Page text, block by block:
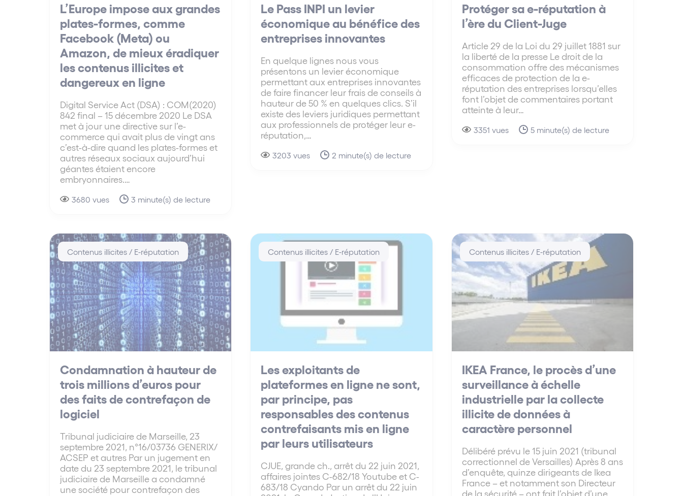
L’Europe impose aux grandes
plates-formes, comme
Facebook (Meta) ou
Amazon, de mieux éradiquer
les contenus illicites et
dangereux en ligne
Digital Service Act (DSA) : COM(2020)
842 final – 15 décembre 2020 Le DSA
met à jour une directive sur l’e-
commerce qui avait plus de vingt ans
c’est-à-dire quand les plates-formes et
autres réseaux sociaux aujourd’hui
géantes étaient encore
embryonnaires.…
3680 vues 3 minute(s) de lecture
Le Pass INPI un levier
économique au bénéfice des
entreprises innovantes
En quelque lignes nous vous
présentons un levier économique
permettant aux entreprises innovantes
de faire financer leur frais de conseils à
hauteur de 50 % en quelques clics. S’il
existe des leviers juridiques permettant
aux professionnels de protéger leur e-
réputation,…
3203 vues 2 minute(s) de lecture
Protéger sa e-réputation à
l’ère du Client-Juge
Article 29 de la Loi du 29 juillet 1881 sur
la liberté de la presse Le droit de la
consommation offre des mécanismes
efficaces de protection de la e-
réputation des entreprises lorsqu’elles
font l’objet de commentaires portant
atteinte à leur…
3351 vues 5 minute(s) de lecture
Contenus illicites / E-réputation
Condamnation à hauteur de
trois millions d’euros pour
des faits de contrefaçon de
logiciel
Tribunal judiciaire de Marseille, 23
septembre 2021, n°16/03736 GENERIX/
ACSEP et autres Par un jugement en
date du 23 septembre 2021, le tribunal
judiciaire de Marseille a condamné
une société pour contrefaçon des
Contenus illicites / E-réputation
Les exploitants de
plateformes en ligne ne sont,
par principe, pas
responsables des contenus
contrefaisants mis en ligne
par leurs utilisateurs
CJUE, grande ch., arrêt du 22 juin 2021,
affaires jointes C-682/18 Youtube et C-
683/18 Cyando Par un arrêt du 22 juin
Contenus illicites / E-réputation
IKEA France, le procès d’une
surveillance à échelle
industrielle par la collecte
illicite de données à
caractère personnel
Délibéré prévu le 15 juin 2021 (tribunal
correctionnel de Versailles) Après 8 ans
d’enquête, quinze dirigeants de Ikea
France – et notamment son Directeur
de la sécurité – ont fait l’objet d’une